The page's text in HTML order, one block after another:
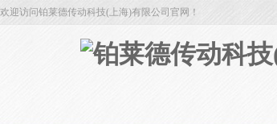
欢迎访问铂莱德传动科技(上海)有限公司官网！